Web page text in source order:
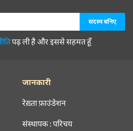
पढ़ ली है और इससे सहमत हूँ
जानकारी
रेख़्ता फ़ाउंडेशन
संस्थापक : परिचय